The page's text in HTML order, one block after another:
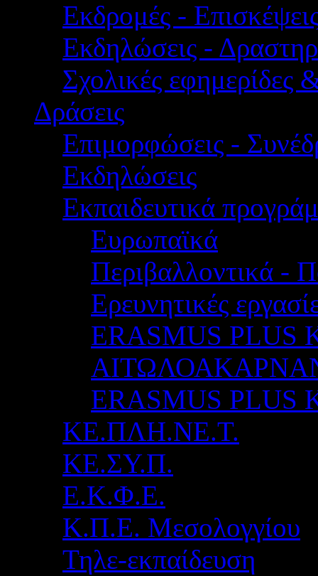
Εκδρομές -
Εκδηλώσεις -
Σχολικές εφημερίδες
Δράσεις
Επιμορφώσεις -
Εκδηλώσεις
Εκπαιδευτικά
Ευρωπαϊκά
Περιβαλλοντικά -
Ερευνητικές
ERASMUS PLUS
ERASMUS
ΚΕ.ΠΛΗ.ΝΕ.Τ.
ΚΕ.ΣΥ.Π.
Ε.Κ.Φ.Ε.
Κ.Π.Ε. Μεσολογγίου
Τηλε-εκπαίδευση